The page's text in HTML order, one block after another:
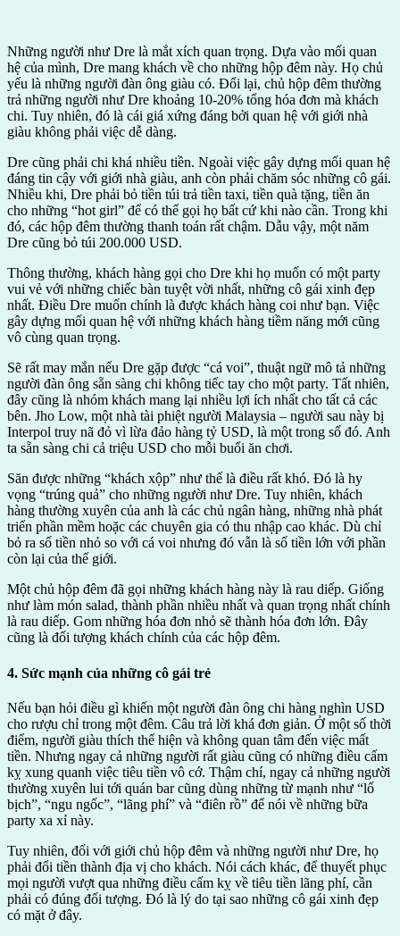
Những người như Dre là mắt xích quan trọng. Dựa vào mối quan
hệ của mình, Dre mang khách về cho những hộp đêm này. Họ chủ
yếu là những người đàn ông giàu có. Đổi lại, chủ hộp đêm thường
trả những người như Dre khoảng 10-20% tổng hóa đơn mà khách
chi. Tuy nhiên, đó là cái giá xứng đáng bởi quan hệ với giới nhà
giàu không phải việc dễ dàng.
Dre cũng phải chi khá nhiều tiền. Ngoài việc gây dựng mối quan hệ
đáng tin cậy với giới nhà giàu, anh còn phải chăm sóc những cô gái.
Nhiều khi, Dre phải bỏ tiền túi trả tiền taxi, tiền quà tặng, tiền ăn
cho những “hot girl” để có thể gọi họ bất cứ khi nào cần. Trong khi
đó, các hộp đêm thường thanh toán rất chậm. Dẫu vậy, một năm
Dre cũng bỏ túi 200.000 USD.
Thông thường, khách hàng gọi cho Dre khi họ muốn có một party
vui vẻ với những chiếc bàn tuyệt vời nhất, những cô gái xinh đẹp
nhất. Điều Dre muốn chính là được khách hàng coi như bạn. Việc
gây dựng mối quan hệ với những khách hàng tiềm năng mới cũng
vô cùng quan trọng.
Sẽ rất may mắn nếu Dre gặp được “cá voi”, thuật ngữ mô tả những
người đàn ông sẵn sàng chi không tiếc tay cho một party. Tất nhiên,
đây cũng là nhóm khách mang lại nhiều lợi ích nhất cho tất cả các
bên. Jho Low, một nhà tài phiệt người Malaysia – người sau này bị
Interpol truy nã đỏ vì lừa đảo hàng tỷ USD, là một trong số đó. Anh
ta sẵn sàng chi cả triệu USD cho mỗi buổi ăn chơi.
Săn được những “khách xộp” như thế là điều rất khó. Đó là hy
vọng “trúng quả” cho những người như Dre. Tuy nhiên, khách
hàng thường xuyên của anh là các chủ ngân hàng, những nhà phát
triển phần mềm hoặc các chuyên gia có thu nhập cao khác. Dù chỉ
bỏ ra số tiền nhỏ so với cá voi nhưng đó vẫn là số tiền lớn với phần
còn lại của thế giới.
Một chủ hộp đêm đã gọi những khách hàng này là rau diếp. Giống
như làm món salad, thành phần nhiều nhất và quan trọng nhất chính
là rau diếp. Gom những hóa đơn nhỏ sẽ thành hóa đơn lớn. Đây
cũng là đối tượng khách chính của các hộp đêm.
4. Sức mạnh của những cô gái trẻ
Nếu bạn hỏi điều gì khiến một người đàn ông chi hàng nghìn USD
cho rượu chỉ trong một đêm. Câu trả lời khá đơn giản. Ở một số thời
điểm, người giàu thích thể hiện và không quan tâm đến việc mất
tiền. Nhưng ngay cả những người rất giàu cũng có những điều cấm
kỵ xung quanh việc tiêu tiền vô cớ. Thậm chí, ngay cả những người
thường xuyên lui tới quán bar cũng dùng những từ mạnh như “lố
bịch”, “ngu ngốc”, “lãng phí” và “điên rồ” để nói về những bữa
party xa xỉ này.
Tuy nhiên, đối với giới chủ hộp đêm và những người như Dre, họ
phải đổi tiền thành địa vị cho khách. Nói cách khác, để thuyết phục
mọi người vượt qua những điều cấm kỵ về tiêu tiền lãng phí, cần
phải có đúng đối tượng. Đó là lý do tại sao những cô gái xinh đẹp
có mặt ở đây.